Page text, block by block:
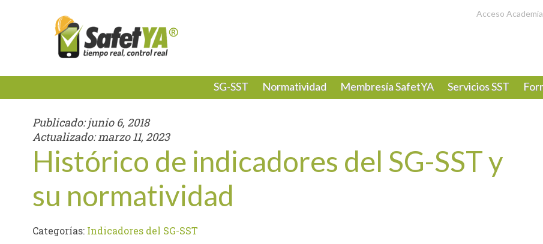
Acceso Academia
SG-SST Normatividad Membresía SafetYA Servicios SST
Publicado:junio 6, 2018
Actualizado:marzo 11, 2023
Histórico de indicadores del SG-SST y
su normatividad
Categorías: Indicadores del SG-SST